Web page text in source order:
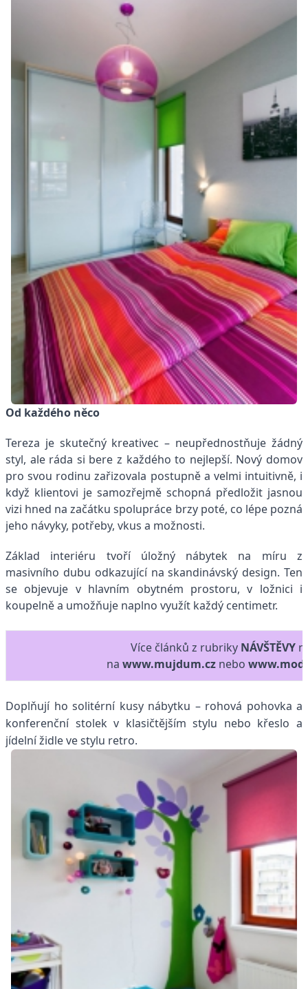
Od každého něco
Tereza je skutečný kreativec – neupřednostňuje žádný
styl, ale ráda si bere z každého to nejlepší. Nový domov
pro svou rodinu zařizovala postupně a velmi intuitivně, i
když klientovi je samozřejmě schopná předložit jasnou
vizi hned na začátku spolupráce brzy poté, co lépe pozná
jeho návyky, potřeby, vkus a možnosti.
Základ interiéru tvoří úložný nábytek na míru z
masivního dubu odkazující na skandinávský design. Ten
se objevuje v hlavním obytném prostoru, v ložnici i
koupelně a umožňuje naplno využít každý centimetr.
Více článků z rubriky NÁVŠTĚVY
na www.mujdum.cz nebo
Doplňují ho solitérní kusy nábytku – rohová pohovka a
konferenční stolek v klasičtějším stylu nebo křeslo a
jídelní židle ve stylu retro.